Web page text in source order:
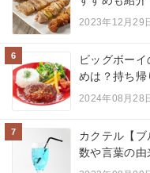
2023年12月29
6
ビッグボー
めは？持ち帰
2024年08月28
7
カクテル【
数や言葉の由